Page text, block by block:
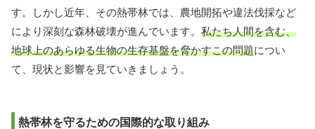
す。しかし近年、その熱帯林では、農地開拓や違法伐採など
により深刻な森林破壊が進んでいます。 私たち人間を含む、
地球上のあらゆる生物の生存基盤を脅かすこの問題につい
て、現状と影響を見ていきましょう。
熱帯林を守るための国際的な取り組み